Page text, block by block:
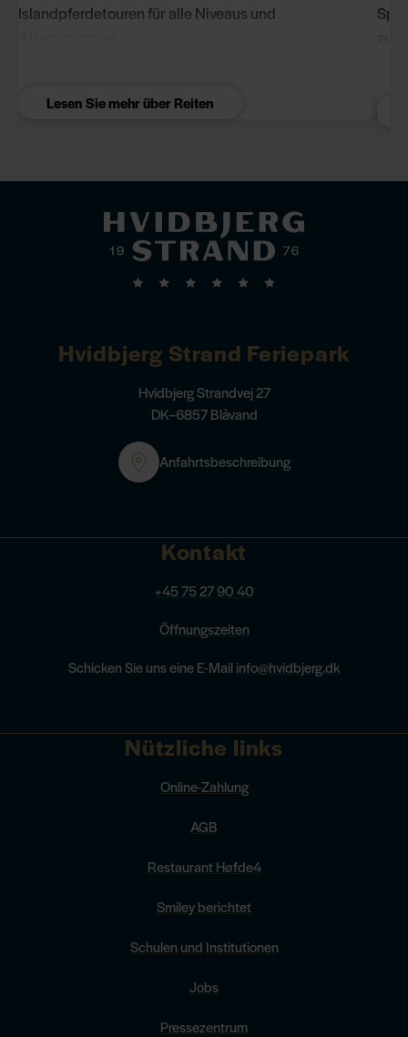
Islandpferdetouren für alle Niveaus und
Lesen Sie mehr über Reiten
Nützliche links
Online-Zahlung
AGB
Restaurant Høfde4
Smiley berichtet
Schulen und Institutionen
Jobs
Pressezentrum
Hvidbjerg Strand Feriepark
Hvidbjerg Strandvej 27
DK–6857 Blåvand
Anfahrtsbeschreibung
Kontakt
+45 75 27 90 40
Öffnungszeiten
Schicken Sie uns eine E-Mailinfo@hvidbjerg.dk